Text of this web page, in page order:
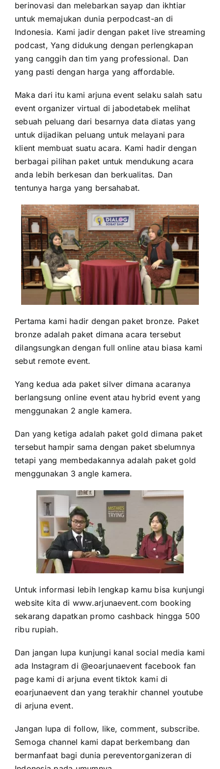
berinovasi dan melebarkan sayap dan ikhtiar
untuk memajukan dunia perpodcast-an di
Indonesia. Kami jadir dengan paket live streaming
podcast, Yang didukung dengan perlengkapan
yang canggih dan tim yang professional. Dan
yang pasti dengan harga yang affordable.
Maka dari itu kami arjuna event selaku salah satu
event organizer virtual di jabodetabek melihat
sebuah peluang dari besarnya data diatas yang
untuk dijadikan peluang untuk melayani para
klient membuat suatu acara. Kami hadir dengan
berbagai pilihan paket untuk mendukung acara
anda lebih berkesan dan berkualitas. Dan
tentunya harga yang bersahabat.
Pertama kami hadir dengan paket bronze. Paket
bronze adalah paket dimana acara tersebut
dilangsungkan dengan full online atau biasa kami
sebut remote event.
Yang kedua ada paket silver dimana acaranya
berlangsung online event atau hybrid event yang
menggunakan 2 angle kamera.
Dan yang ketiga adalah paket gold dimana paket
tersebut hampir sama dengan paket sbelumnya
tetapi yang membedakannya adalah paket gold
menggunakan 3 angle kamera.
Untuk informasi lebih lengkap kamu bisa kunjungi
website kita di www.arjunaevent.com booking
sekarang dapatkan promo cashback hingga 500
ribu rupiah.
Dan jangan lupa kunjungi kanal social media kami
ada Instagram di @eoarjunaevent facebook fan
page kami di arjuna event tiktok kami di
eoarjunaevent dan yang terakhir channel youtube
di arjuna event.
Jangan lupa di follow, like, comment, subscribe.
Semoga channel kami dapat berkembang dan
bermanfaat bagi dunia pereventorganizeran di